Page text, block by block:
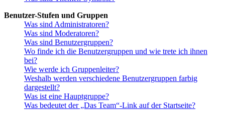
Benutzer-Stufen und Gruppen
Was sind Administratoren?
Was sind Moderatoren?
Was sind Benutzergruppen?
Wo finde ich die Benutzergruppen und wie trete ich ihnen
bei?
Wie werde ich Gruppenleiter?
Weshalb werden verschiedene Benutzergruppen farbig
dargestellt?
Was ist eine Hauptgruppe?
Was bedeutet der „Das Team“-Link auf der Startseite?